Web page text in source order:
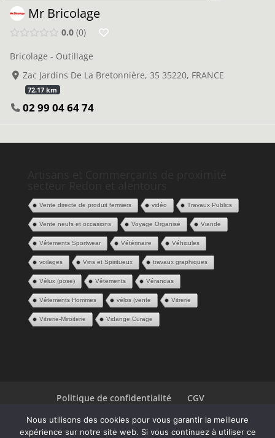
Mr Bricolage
0.0 0
Bricolage - Outillage
Zac Jardins De La Bretonnière, 35 35220, FRANCE
72.17 km
02 99 04 64 74
Vente directe de produit fermiers vidéo Travaux Publics
Vente neufs et occasions Voyage Organisé Viande
Vêtements Sportwear Vétérinaire Véhicules
voilages Vins et Spiritueux travaux graphiques
Vélux (pose) Vêtements Vérandas
Vêtements Hommes vélos (vente Vitrerie
Vitrerie-Miroiterie Vidange,Curage
Politique de confidentialité
CGV
Nous utilisons des cookies pour vous garantir la meilleure
expérience sur notre site web. Si vous continuez à utiliser ce